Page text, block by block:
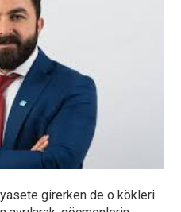
girerken de o kökleri